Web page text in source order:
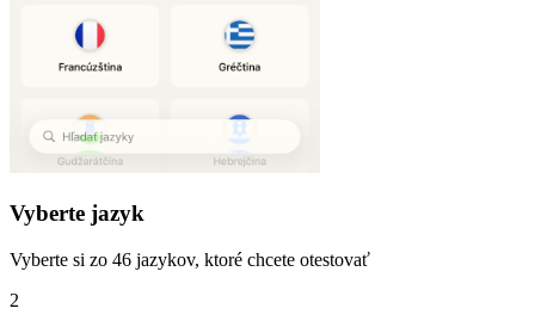
Vyberte jazyk
Vyberte si zo 46 jazykov, ktoré chcete otestovať
2